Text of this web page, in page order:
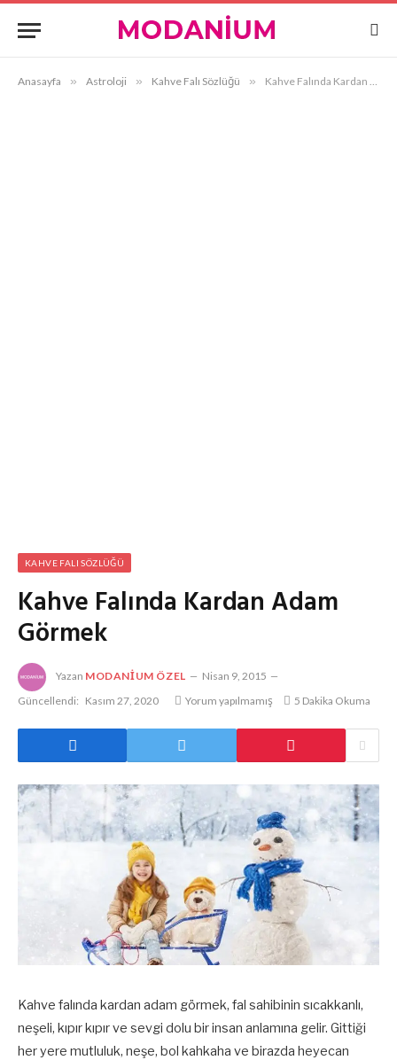
Anasayfa » Astroloji » Kahve Falı Sözlüğü » Kahve Falında Kardan Adam Görmek
KAHVE FALI SÖZLÜĞÜ
Kahve Falında Kardan Adam
Görmek
Yazan MODANIUM ÖZEL
Nisan 9, 2015
Güncellendi: Kasım 27, 2020 Yorum yapılmamış 5 Dakika Okuma
Kahve falında kardan adam görmek, fal sahibinin sıcakkanlı,
neşeli, kıpır kıpır ve sevgi dolu bir insan anlamına gelir. Gittiği
her yere mutluluk, neşe, bol kahkaha ve birazda heyecan